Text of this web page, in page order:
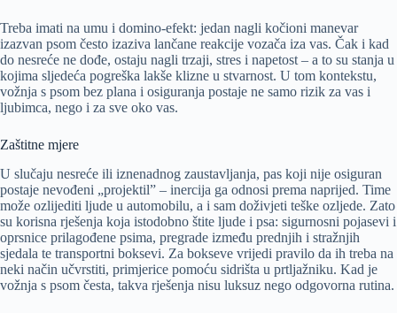
Treba imati na umu i domino-efekt: jedan nagli kočioni manevar
izazvan psom često izaziva lančane reakcije vozača iza vas. Čak i kad
do nesreće ne dođe, ostaju nagli trzaji, stres i napetost – a to su stanja u
kojima sljedeća pogreška lakše klizne u stvarnost. U tom kontekstu,
vožnja s psom bez plana i osiguranja postaje ne samo rizik za vas i
ljubimca, nego i za sve oko vas.
Zaštitne mjere
U slučaju nesreće ili iznenadnog zaustavljanja, pas koji nije osiguran
postaje nevođeni „projektil” – inercija ga odnosi prema naprijed. Time
može ozlijediti ljude u automobilu, a i sam doživjeti teške ozljede. Zato
su korisna rješenja koja istodobno štite ljude i psa: sigurnosni pojasevi i
oprsnice prilagođene psima, pregrade između prednjih i stražnjih
sjedala te transportni boksevi. Za bokseve vrijedi pravilo da ih treba na
neki način učvrstiti, primjerice pomoću sidrišta u prtljažniku. Kad je
vožnja s psom česta, takva rješenja nisu luksuz nego odgovorna rutina.